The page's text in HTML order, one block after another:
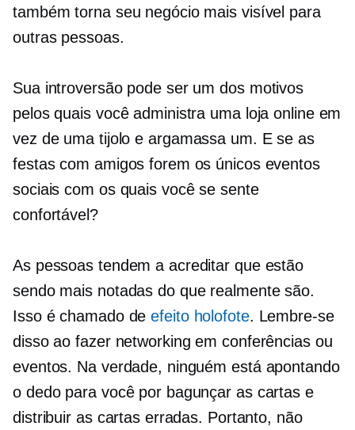
também torna seu negócio mais visível para
outras pessoas.
Sua introversão pode ser um dos motivos
pelos quais você administra uma loja online em
vez de uma tijolo e argamassa um. E se as
festas com amigos forem os únicos eventos
sociais com os quais você se sente
confortável?
As pessoas tendem a acreditar que estão
sendo mais notadas do que realmente são.
Isso é chamado deefeito holofote. Lembre-se
disso ao fazer networking em conferências ou
eventos. Na verdade, ninguém está apontando
o dedo para você por bagunçar as cartas e
distribuir as cartas erradas. Portanto, não